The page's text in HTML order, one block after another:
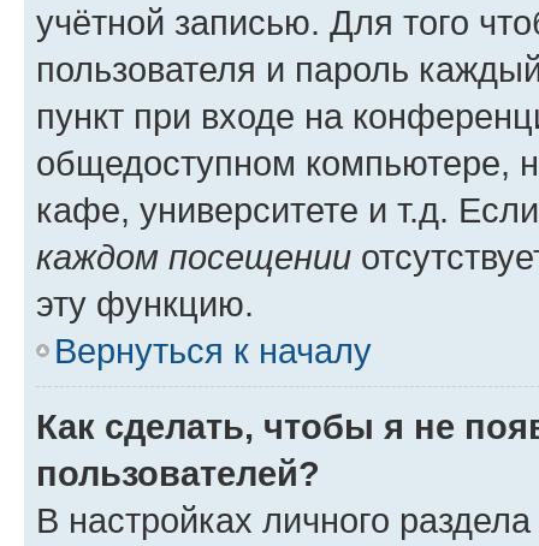
учётной записью. Для того
пользователя и пароль
пункт при входе на
общедоступном компьютере,
кафе, университете и т.д.
каждом посещении
эту функцию.
Вернуться к началу
Как сделать, чтобы я не
пользователей?
В настройках личного